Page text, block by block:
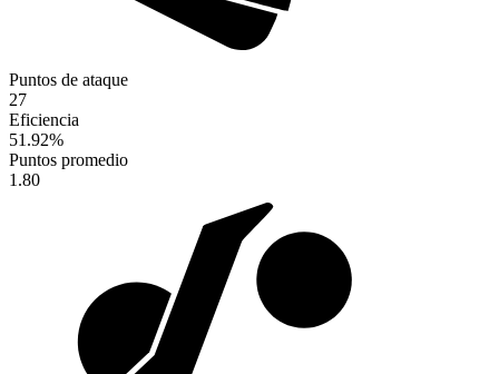
Puntos de ataque
27
Eficiencia
51.92%
Puntos promedio
1.80